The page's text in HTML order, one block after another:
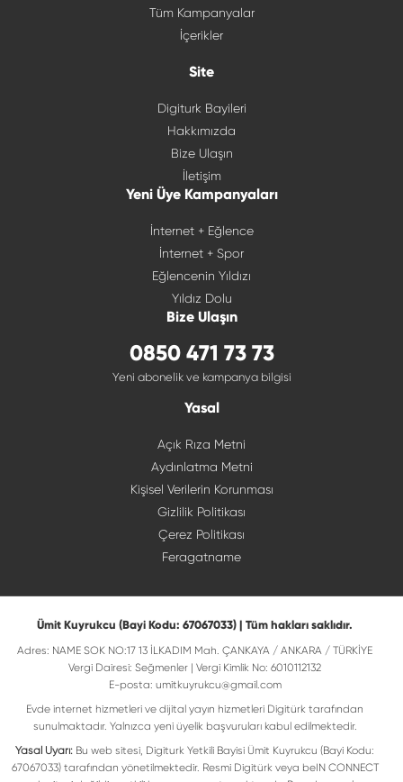
Tüm Kampanyalar
İçerikler
Site
Digiturk Bayileri
Hakkımızda
Bize Ulaşın
İletişim
Yeni Üye Kampanyaları
İnternet + Eğlence
İnternet + Spor
Eğlencenin Yıldızı
Yıldız Dolu
Bize Ulaşın
0850 471 73 73
Yeni abonelik ve kampanya bilgisi
Yasal
Açık Rıza Metni
Aydınlatma Metni
Kişisel Verilerin Korunması
Gizlilik Politikası
Çerez Politikası
Feragatname
Ümit Kuyrukcu (Bayi Kodu: 67067033) | Tüm hakları saklıdır.
Adres: NAME SOK NO:17 13 İLKADIM Mah. ÇANKAYA / ANKARA / TÜRKİYE
Vergi Dairesi: Seğmenler | Vergi Kimlik No: 6010112132
E-posta: umitkuyrukcu@gmail.com
Evde internet hizmetleri ve dijital yayın hizmetleri Digitürk tarafından
sunulmaktadır. Yalnızca yeni üyelik başvuruları kabul edilmektedir.
Yasal Uyarı: Bu web sitesi, Digiturk Yetkili Bayisi Ümit Kuyrukcu (Bayi Kodu:
67067033) tarafından yönetilmektedir. Resmi Digitürk veya beIN CONNECT